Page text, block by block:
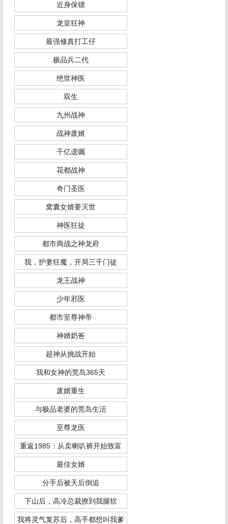
近身保镖
龙皇狂神
最强修真打工仔
极品兵二代
绝世神医
双生
九州战神
战神废婿
千亿遗嘱
花都战神
奇门圣医
窝囊女婿要灭世
神医狂徒
都市商战之神龙府
我，护妻狂魔，开局三千门徒
龙王战神
少年邪医
都市至尊神帝
神婿奶爸
超神从挑战开始
我和女神的荒岛365天
废婿重生
与极品老婆的荒岛生活
至尊龙医
重返1985：从卖喇叭裤开始致富
最佳女婿
分手后被天后倒追
下山后，高冷总裁撩到我腿软
我将灵气复苏后，高手都想叫我爹